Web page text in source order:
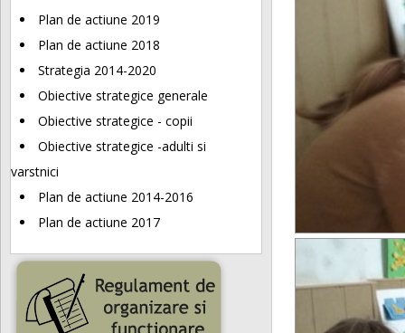
Plan de actiune 2019
Plan de actiune 2018
Strategia 2014-2020
Obiective strategice generale
Obiective strategice - copii
Obiective strategice -adulti si
varstnici
Plan de actiune 2014-2016
Plan de actiune 2017